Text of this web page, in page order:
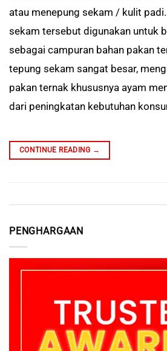
PENGHARGAAN
atau menepung sekam / kulit
sekam tersebut digunakan untuk
sebagai campuran bahan pakan
tepung sekam sangat besar,
pakan ternak khususnya ayam
dari peningkatan kebutuhan
CONTINUE READING →